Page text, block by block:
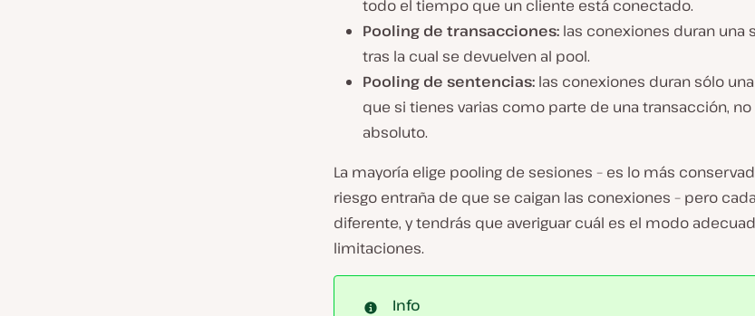
todo el tiempo que un cliente está conectado.
Pooling de transacciones: las conexiones duran una
tras la cual se devuelven al pool.
Pooling de sentencias: las conexiones duran sólo
que si tienes varias como parte de una transacción,
absoluto.
La mayoría elige pooling de sesiones – es lo más
riesgo entraña de que se caigan las conexiones – pero
diferente, y tendrás que averiguar cuál es el modo
limitaciones.
Info